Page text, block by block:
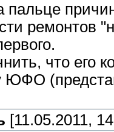
пальце
ремонтов
что его
[11.05.2011,